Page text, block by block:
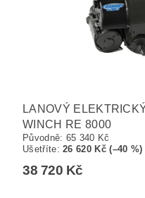
LANOVÝ
WINCH RE 8000
Původně: 65 340 Kč
Ušetříte:26 620 Kč (–40 %)
38 720 Kč